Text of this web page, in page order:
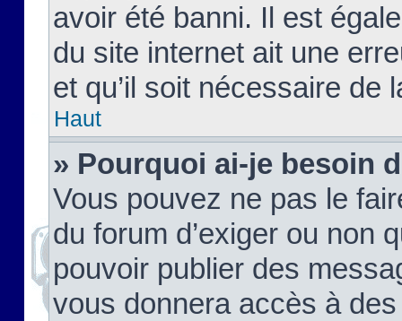
avoir été banni. Il est
du site internet ait une
et qu’il soit nécessaire de
Haut
» Pourquoi ai-je besoin
Vous pouvez ne pas le
du forum d’exiger ou non
pouvoir publier des
vous donnera accès à